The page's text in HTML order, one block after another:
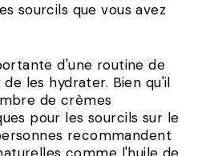
sourcils que vous avez
d'une routine de
les hydrater. Bien qu'il
de crèmes
pour les sourcils sur le
recommandent